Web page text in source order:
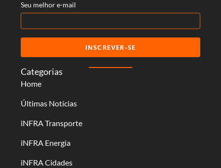
Categorias
Home
Últimas Notícias
iNFRA Transporte
iNFRA Energia
iNFRA Cidades
Seu melhor e-mail
INSCREVER-SE